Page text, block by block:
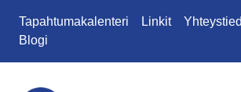
Siirry sivun sisältöön
Tapahtumakalenteri Linkit
Blogi